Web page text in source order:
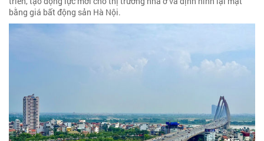
bằng giá bất động sản Hà Nội.